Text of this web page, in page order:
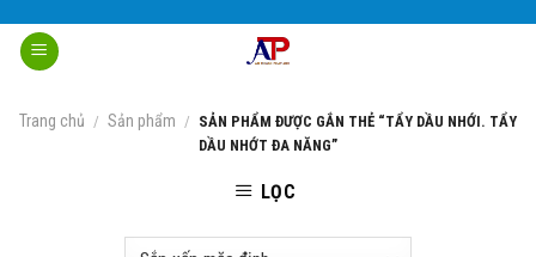
content
Trang chủ / Sản phẩm / SẢN PHẨM ĐƯỢC GẮN THẺ “TẨY DẦU NHỚI. TẨY
DẦU NHỚT ĐA NĂNG”
LỌC